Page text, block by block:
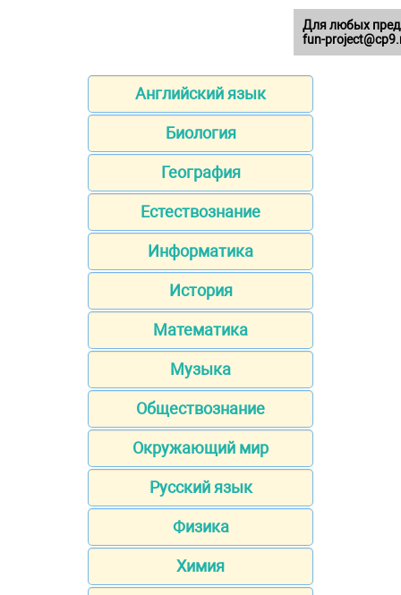
Английский язык
Биология
География
Естествознание
Информатика
История
Математика
Музыка
Обществознание
Окружающий мир
Русский язык
Физика
Химия
Для любых
fun-